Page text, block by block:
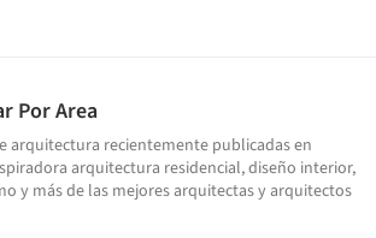
Por Area
arquitectura recientemente publicadas en
arquitectura residencial, diseño interior,
y más de las mejores arquitectas y arquitectos